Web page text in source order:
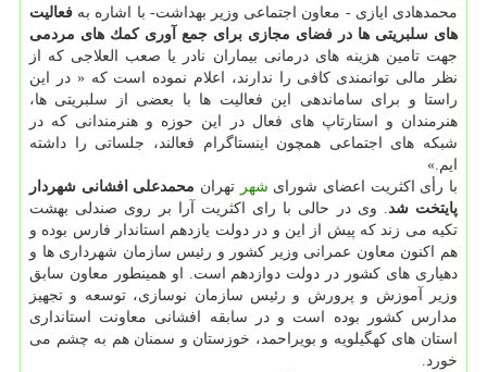
محمدهادی ایازی - معاون اجتماعی وزیر بهداشت- با اشاره به فعالیت
های سلبریتی ها در فضای مجازی برای جمع آوری كمك های مردمی
جهت تامین هزینه های درمانی بیماران نادر یا صعب العلاجی كه از
نظر مالی توانمندی كافی را ندارند، اعلام نموده است كه « در این
راستا و برای ساماندهی این فعالیت ها با بعضی از سلبریتی ها،
هنرمندان و استارتاپ های فعال در این حوزه و هنرمندانی كه در
شبكه های اجتماعی همچون اینستاگرام فعالند، جلساتی را داشته
ایم.»
با رأی اكثریت اعضای شورای شهر تهران محمدعلی افشانی شهردار
پایتخت شد . وی در حالی با رای اكثریت آرا بر روی صندلی بهشت
تكیه می زند كه پیش از این و در دولت یازدهم استاندار فارس بوده و
هم اكنون معاون عمرانی وزیر كشور و رئیس سازمان شهرداری ها و
دهیاری های كشور در دولت دوازدهم است. او همینطور معاون سابق
وزیر آموزش و پرورش و رئیس سازمان نوسازی، توسعه و تجهیز
مدارس كشور بوده است و در سابقه افشانی معاونت استانداری
استان های كهگیلویه و بویراحمد، خوزستان و سمنان هم به چشم می
خورد.